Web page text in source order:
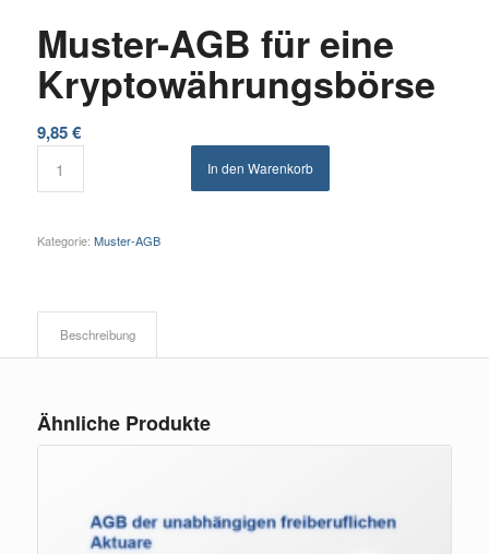
Muster-AGB für eine
Kryptowährungsbörse
9,85€
In den Warenkorb
Kategorie: Muster-AGB
Beschreibung
Ähnliche Produkte